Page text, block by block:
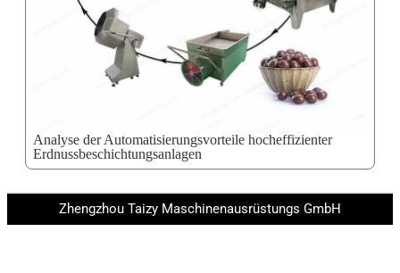
Analyse der Automatisierungsvorteile hocheffizienter
Erdnussbeschichtungsanlagen
Zhengzhou Taizy Maschinenausrüstungs GmbH